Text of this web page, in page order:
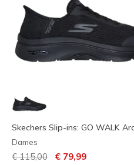
Skechers Slip-ins: GO WALK
Dames
Prijs verlaagd van
€ 115,00 naar
€ 79,99